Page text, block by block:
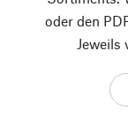
oder den
Jeweils